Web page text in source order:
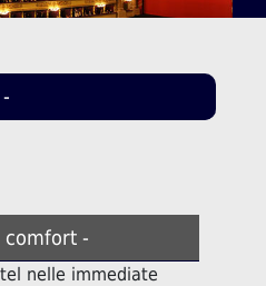
comfort -
nelle immediate